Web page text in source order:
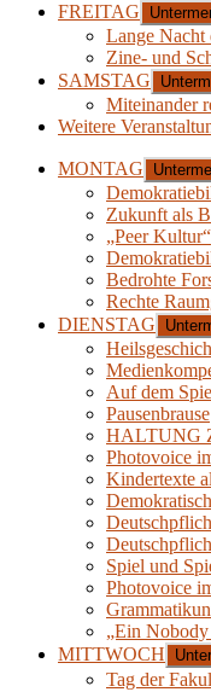
FREITAG
Lange Nacht
Zine- und
SAMSTAG
Miteinander
Weitere
MONTAG
Zukunft als
„Peer Kultur“
Bedrohte
Rechte
DIENSTAG
Auf dem
Pausenbrause
HALTUNG
Photovoice
Kindertexte
Spiel und
Photovoice
„Ein
MITTWOCH
Tag der